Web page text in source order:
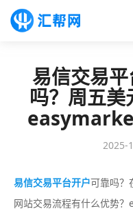
易信交易
吗？周五美
2025-
易信交易平台开户可靠吗？
网站交易流程有什么优势